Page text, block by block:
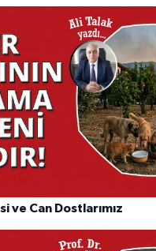
ve Can Dostlarımız